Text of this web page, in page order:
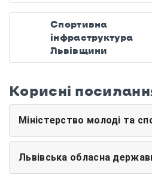
Спортивна
інфраструктура
Львівщини
Корисні
Міністерство молоді та
Львівська обласна